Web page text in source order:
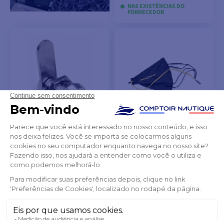
NAS EXISTÊNCIAS DO
FORNECEDOR
Cannon Bloqueio
56,27 €
56,38 €
FORA DE STOCK
CARRINHO
Âncora flutuante MKA-26
80,87 €
87,13 €
-7%